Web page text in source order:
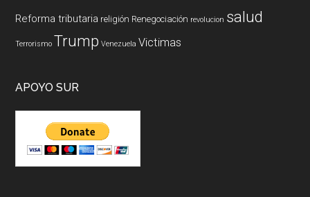
Reforma tributaria religión Renegociación revolucion salud
Terrorismo Trump Venezuela Victimas
APOYO SUR